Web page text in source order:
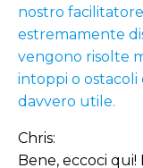
nostro
estremamente
vengono risolte
intoppi o ostacoli
davvero utile.
Chris:
Bene, eccoci